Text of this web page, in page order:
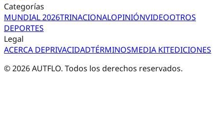
Categorías
MUNDIAL 2026TRINACIONALOPINIÓNVIDEOOTROS
DEPORTES
Legal
ACERCA DEPRIVACIDADTÉRMINOSMEDIA KITEDICIONES
©2026AUTFLO. Todos los derechos reservados.